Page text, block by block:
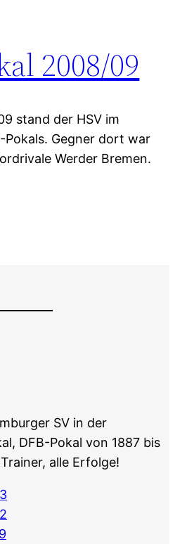
2008/09
stand der HSV im
Pokals. Gegner dort war
Werder Bremen.
SV in der
DFB-Pokal von 1887 bis
alle Erfolge!